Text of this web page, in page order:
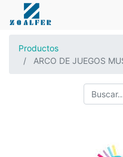
Productos
ARCO DE JUEGOS